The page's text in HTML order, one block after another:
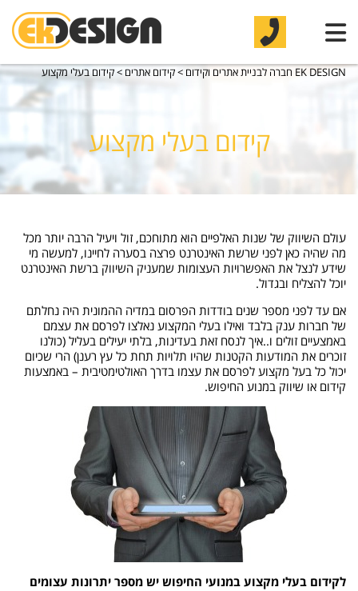
EK DESIGN חברה לבניית אתרים וקידום >קידום אתרים >קידום בעלי מקצוע
קידום בעלי מקצוע
עולם השיווק של שנות האלפיים הוא מתוחכם, זול ויעיל הרבה יותר מכל
מה שהיה כאן לפני שרשת האינטרנט פרצה בסערה לחיינו, למעשה מי
שידע לנצל את האפשרויות העצומות שמעניק השיווק ברשת האינטרנט
יוכל להצליח ובגדול.
אם עד לפני מספר שנים בודדות הפרסום במדיה ההמונית היה נחלתם
של חברות ענק בלבד ואילו בעלי המקצוע נאלצו לפרסם את עצמם
באמצעיים זולים ו..איך לנסח זאת בעדינות, בלתי יעילים בעליל (כולנו
זוכרים את המודעות הקטנות שהיו תלויות תחת כל עץ רענן) הרי שכיום
יכול כל בעל מקצוע לפרסם את עצמו בדרך האולטימטיבית – באמצעות
קידום או שיווק במנוע החיפוש.
לקידום בעלי מקצוע במנועי החיפוש יש מספר יתרונות עצומים